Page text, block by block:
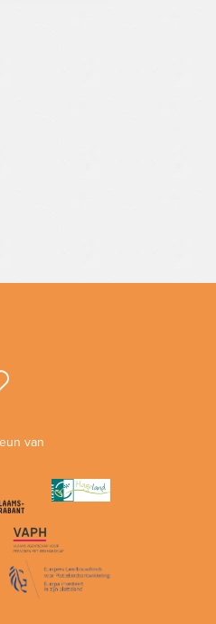
van